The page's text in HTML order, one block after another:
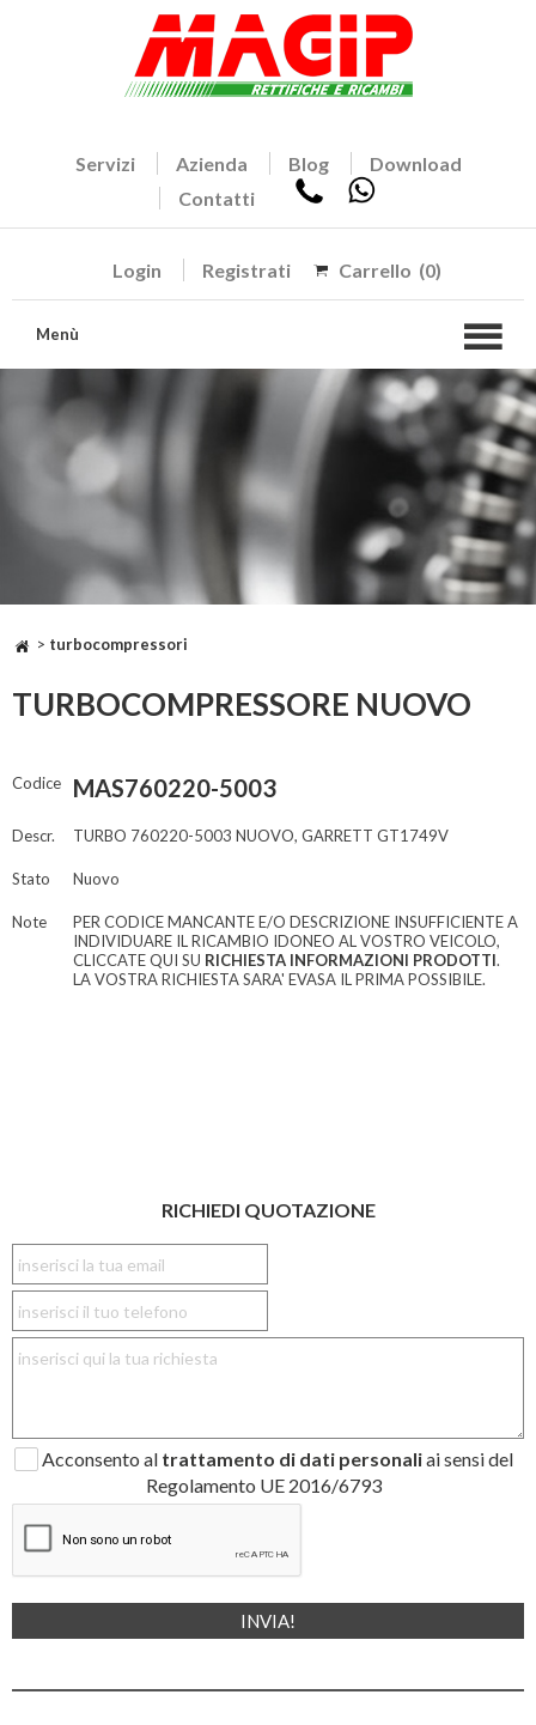
Servizi Azienda Blog
Download
Contatti
Login Registrati Carrello (0)
Menù
> turbocompressori
TURBOCOMPRESSORE NUOVO
Codice MAS760220-5003
Descr. TURBO 760220-5003 NUOVO, GARRETT GT1749V
Stato Nuovo
Note
PER CODICE MANCANTE E/O DESCRIZIONE INSUFFICIENTE A
INDIVIDUARE IL RICAMBIO IDONEO AL VOSTRO VEICOLO,
CLICCATE QUI SU RICHIESTA INFORMAZIONI PRODOTTI.
LA VOSTRA RICHIESTA SARA' EVASA IL PRIMA POSSIBILE.
RICHIEDI QUOTAZIONE
Acconsento al trattamento di dati personaliai sensi del
Regolamento UE 2016/6793